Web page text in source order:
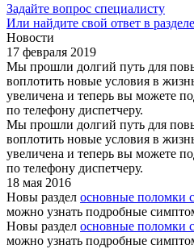
Задайте вопрос специалисту
Или найдите свой ответ в
Новости
17 февраля 2019
Мы прошли долгий путь для
воплотить новые условия в
увеличена и теперь вы можете
по телефону диспетчеру.
Мы прошли долгий путь для
воплотить новые условия в
увеличена и теперь вы можете
по телефону диспетчеру.
18 мая 2016
Новы раздел основные поломки
можно узнать подробные
Новы раздел основные поломки
можно узнать подробные